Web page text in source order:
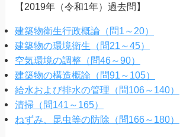
【2019年（令和1年）過去問】
建築物衛生行政概論（問1～20）
建築物の環境衛生（問21～45）
空気環境の調整（問46～90）
建築物の構造概論（問91～105）
給水および排水の管理（問106～140）
清掃（問141～165）
ねずみ、昆虫等の防除（問166～180）